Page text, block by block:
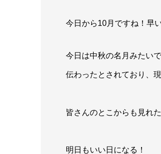
今日から10月ですね！早
今日は中秋の名月みたい
伝わったとされており、
皆さんのとこからも見れ
明日もいい日になる！